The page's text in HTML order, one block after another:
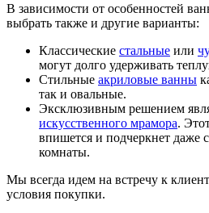
В зависимости от особенностей
выбрать также и другие варианты:
Классические стальные или
могут долго удерживать
Стильные акриловые ванны
так и овальные.
Эксклюзивным решением
искусственного мрамора.
впишется и подчеркнет даже
комнаты.
Мы всегда идем на встречу к
условия покупки.